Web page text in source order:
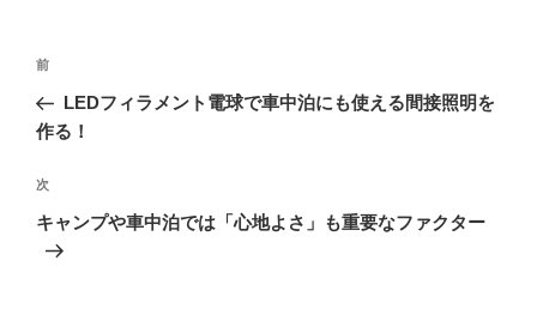
投
ナ
ゲ
ー
シ
前
の
投
前
LEDフィラメント電球で車中泊にも使える間接照明を
作る！
次
の
次
キャンプや車中泊では「心地よさ」も重要なファクター